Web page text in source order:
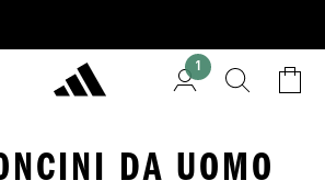
1
DA UOMO